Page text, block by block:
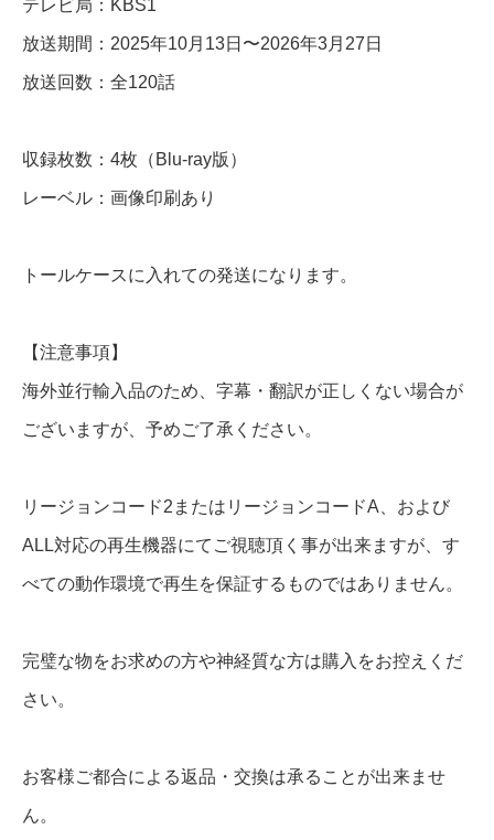
-
r
y
テレビ局：KBS1
放送期間：2025年10月13日〜2026年3月27日
放送回数：全120話
収録枚数：4枚（Blu-ray版）
レーベル：画像印刷あり
トールケースに入れての発送になります。
【注意事項】
海外並行輸入品のため、字幕・翻訳が正しくない場合が
ございますが、予めご了承ください。
リージョンコード2またはリージョンコードA、および
ALL対応の再生機器にてご視聴頂く事が出来ますが、す
べての動作環境で再生を保証するものではありません。
完璧な物をお求めの方や神経質な方は購入をお控えくだ
さい。
お客様ご都合による返品・交換は承ることが出来ませ
ん。